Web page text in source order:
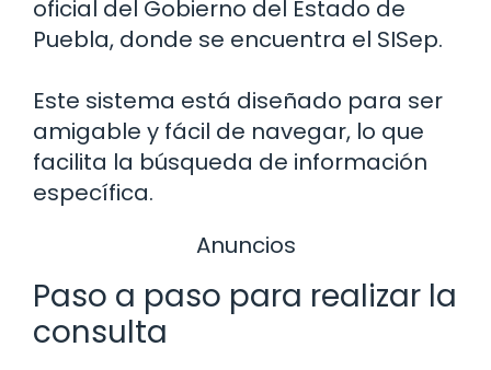
oficial del Gobierno del Estado de
Puebla, donde se encuentra el SISep.
Este sistema está diseñado para ser
amigable y fácil de navegar, lo que
facilita la búsqueda de información
específica.
Anuncios
Paso a paso para realizar la
consulta